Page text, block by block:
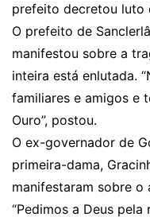
prefeito decretou luto
O prefeito de
manifestou sobre a
inteira está enlutada.
familiares e amigos e
Ouro”, postou.
O ex-governador de
primeira-dama,
manifestaram sobre o
“Pedimos a Deus